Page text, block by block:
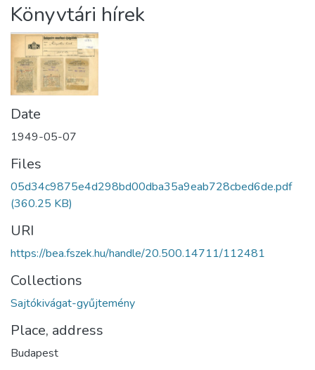
Statistics
About us
Könyvtári hírek
Date
1949-05-07
Files
05d34c9875e4d298bd00dba35a9eab728cbed6de.pdf
(360.25 KB)
URI
https://bea.fszek.hu/handle/20.500.14711/112481
Collections
Sajtókivágat-gyűjtemény
Place, address
Budapest